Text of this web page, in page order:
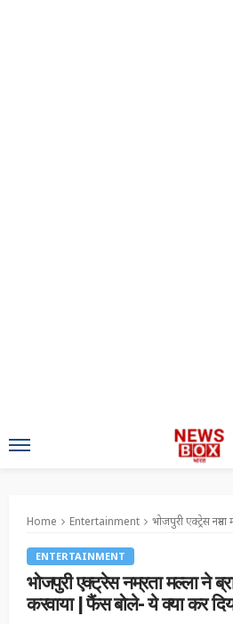
Home Entertainment भोजपुरी एक्ट्रेस नम्रता मल्ला ने
ENTERTAINMENT
भोजपुरी एक्ट्रेस नम्रता मल्ला ने
करवाया | फैंस बोले- ये क्या कर